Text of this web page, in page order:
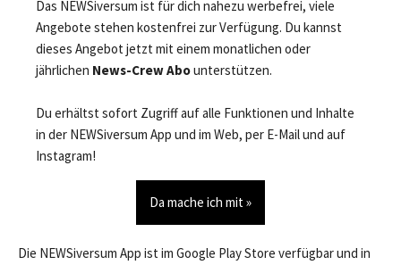
Das NEWSiversum ist für dich nahezu werbefrei, viele
Angebote stehen kostenfrei zur Verfügung. Du kannst
dieses Angebot jetzt mit einem monatlichen oder
jährlichen News-Crew Abounterstützen.
Du erhältst sofort Zugriff auf alle Funktionen und Inhalte
in der NEWSiversum App und im Web, per E-Mail und auf
Instagram!
Da mache ich mit »
Die NEWSiversum App ist im Google Play Store verfügbar und in